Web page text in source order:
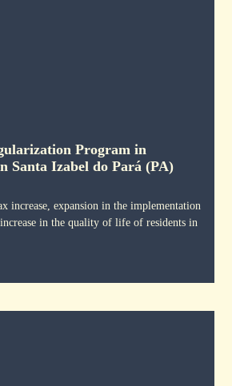
Program in
Santa Izabel do Pará (PA)
increase, expansion in the implementation
in the quality of life of residents in